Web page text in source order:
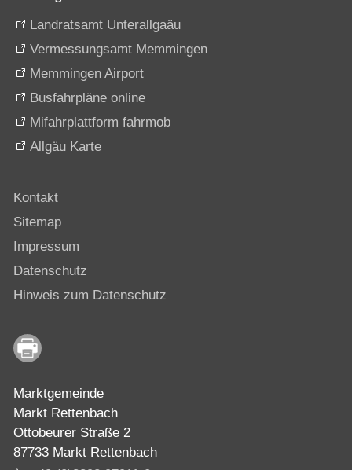
Landratsamt Unterallgaäu
Vermessungsamt Memmingen
Memmingen Airport
Busfahrpläne online
Mifahrplattform fahrmob
Allgäu Karte
Kontakt
Sitemap
Impressum
Datenschutz
Hinweis zum Datenschutz
Marktgemeinde
Markt Rettenbach
Ottobeurer Straße 2
87733 Markt Rettenbach